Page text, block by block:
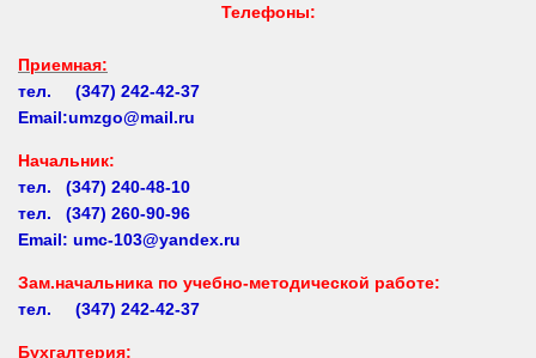
Телефоны:
Приемная:
тел. (347) 242-42-37
Email:umzgo@mail.ru
Начальник:
тел. (347) 240-48-10
тел. (347) 260-90-96
Email: umc-103@yandex.ru
Зам.начальника по учебно-методической работе:
тел. (347) 242-42-37
Бухгалтерия: